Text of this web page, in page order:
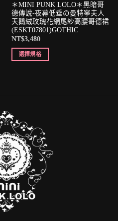
＊MINI PUNK LOLO＊黑暗哥
德傳說-夜幕低垂の曼特寧夫人
天鵝絨玫瑰花網尾紗高腰哥德裙
(ESKT07801)GOTHIC
NT$3,480
選擇規格